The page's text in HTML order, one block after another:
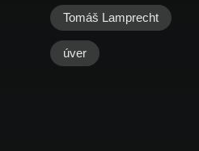
Tomáš Lamprecht
úver